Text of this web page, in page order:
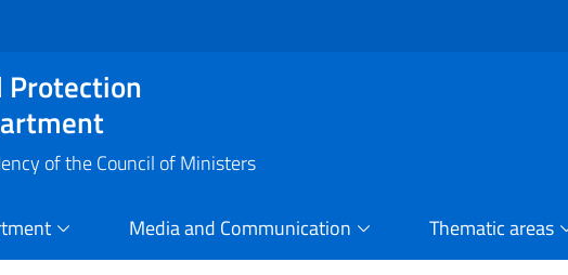
Protection
of the Council of Ministers
Media and Communication Thematic areas